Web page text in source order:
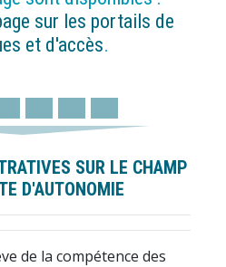
sur les portails de
et d'accès.
SUR LE CHAMP
D'AUTONOMIE
de la compétence des